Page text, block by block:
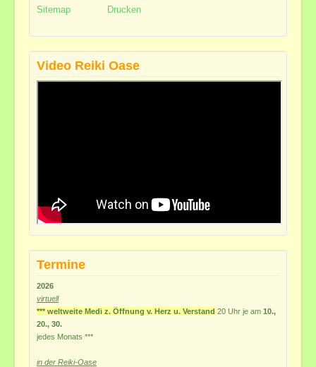
Sitemap Drucken
Video Reiki Oase
Termine
2026
virtuell
*** weltweite Medi z. Öffnung v. Herz u. Verstand 20 Uhr je am 10.,
20., 30.
jedes Monats ***
in der Reiki-Oase